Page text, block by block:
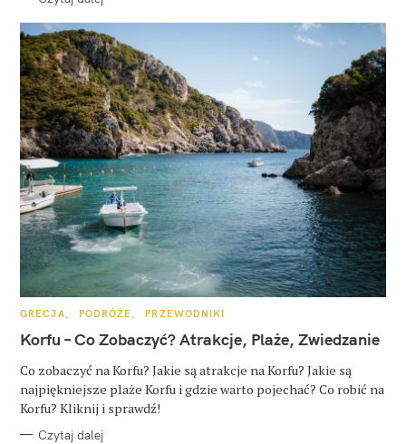
K
T
E
O
R
I
GRECJA PODRÓŻE PRZEWODNIKI
Korfu – Co Zobaczyć? Atrakcje, Plaże, Zwiedzanie
Co zobaczyć na Korfu? Jakie są atrakcje na Korfu? Jakie są
najpiękniejsze plaże Korfu i gdzie warto pojechać? Co robić na
Korfu? Kliknij i sprawdź!
Czytaj dalej